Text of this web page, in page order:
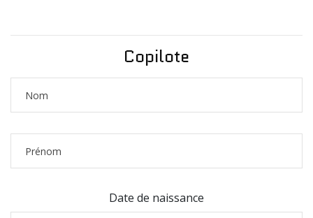
Copilote
Date de naissance